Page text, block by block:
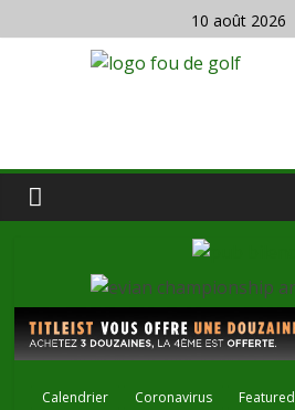
10 août 2026
Calendrier Coronavirus Featured